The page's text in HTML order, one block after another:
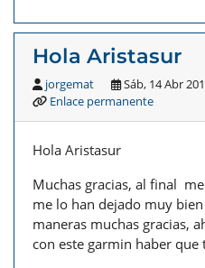
Hola Aristasur
jorgemat
Sáb, 14 Abr
Enlace permanente
Hola Aristasur
Muchas gracias, al final
me lo han dejado muy
maneras muchas gracias,
con este garmin haber que